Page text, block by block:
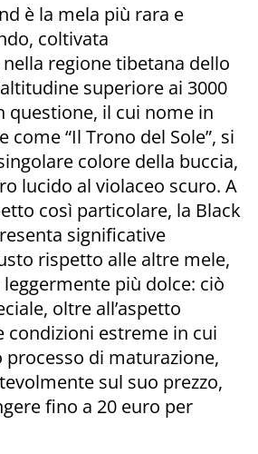
è la mela più rara e
coltivata
regione tibetana dello
superiore ai 3000
il cui nome in
come “Il Trono del Sole”, si
colore della buccia,
lucido al violaceo scuro. A
così particolare, la Black
significative
rispetto alle altre mele,
più dolce: ciò
oltre all’aspetto
condizioni estreme in cui
processo di maturazione,
sul suo prezzo,
fino a 20 euro per